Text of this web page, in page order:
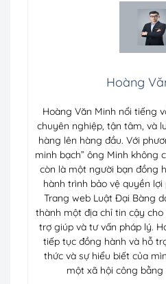
Hoàng
Hoàng Văn Minh nổi tiếng
chuyên nghiệp, tận tâm, và
hàng lên hàng đầu. Với
minh bạch” ông Minh không
còn là một người bạn đồng
hành trình bảo vệ quyền
Trang web Luật Đại Bàng
thành một địa chỉ tin cậy
trợ giúp và tư vấn pháp lý.
tiếp tục đồng hành và hỗ
thức và sự hiểu biết của
một xã hội công bằng